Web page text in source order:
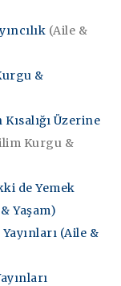
(Aile &
&
Üzerine
Kurgu &
de Yemek
Yaşam)
(Aile &